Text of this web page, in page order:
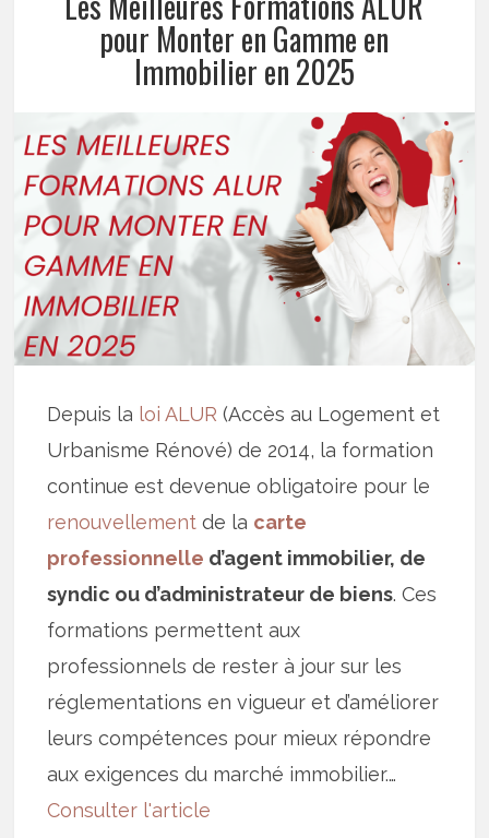
pour Monter en Gamme en
Immobilier en 2025
Depuis la loi ALUR (Accès au Logement et
Urbanisme Rénové) de 2014, la formation
continue est devenue obligatoire pour le
renouvellement de la carte
professionnelle d’agent immobilier, de
syndic ou d’administrateur de biens. Ces
formations permettent aux
professionnels de rester à jour sur les
réglementations en vigueur et d’améliorer
leurs compétences pour mieux répondre
aux exigences du marché immobilier.…
Consulter l'article